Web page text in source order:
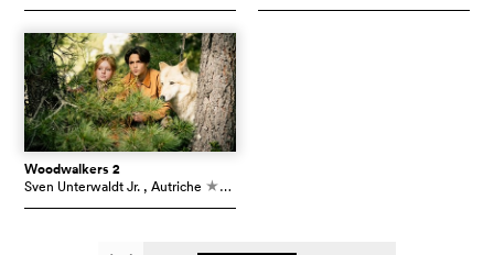
Woodwalkers 2
Sven Unterwaldt Jr. , Autriche c5,4